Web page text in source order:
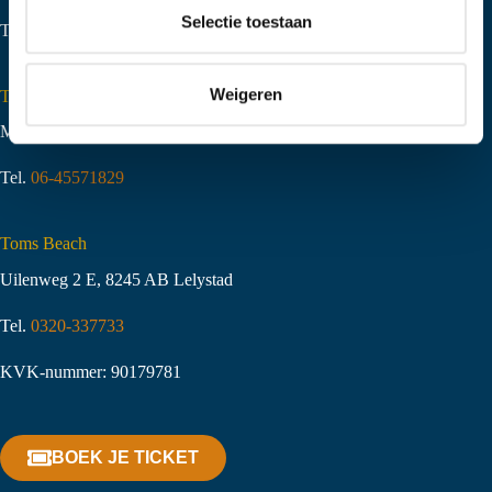
i
Selectie toestaan
Weigeren
Tel.
Toms Creek Appeltern
Molenstraat 10,6629 KJ Appeltern
Tel. 06-45571829
Toms Beach
Uilenweg 2 E, 8245 AB Lelystad
Tel. 0320-337733
KVK-nummer: 90179781
BOEK JE TICKET